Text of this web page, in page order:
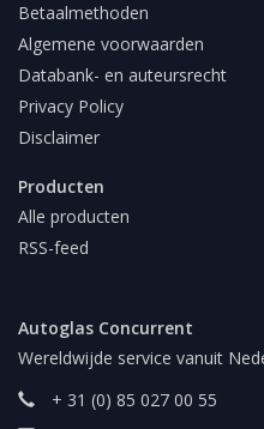
Betaalmethoden
Algemene voorwaarden
Databank- en auteursrecht
Privacy Policy
Disclaimer
Producten
Alle producten
RSS-feed
Autoglas Concurrent
Wereldwijde service vanuit
+ 31 (0) 85 027 00 55